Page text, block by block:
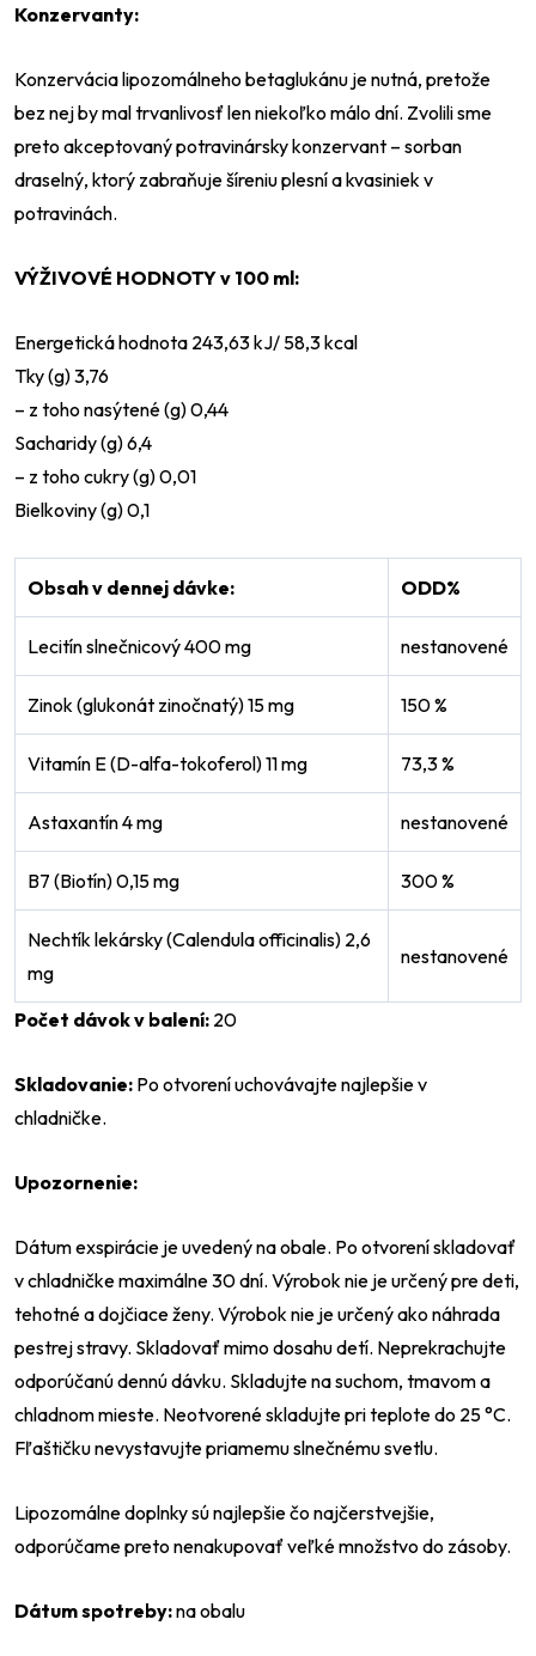
Konzervanty:
Konzervácia lipozomálneho betaglukánu je nutná, pretože
bez nej by mal trvanlivosť len niekoľko málo dní. Zvolili sme
preto akceptovaný potravinársky konzervant – sorban
draselný, ktorý zabraňuje šíreniu plesní a kvasiniek v
potravinách.
VÝŽIVOVÉ HODNOTY v 100 ml:
Energetická hodnota 243,63 kJ/ 58,3 kcal
Tky (g) 3,76
–⁠ z toho nasýtené (g) 0,44
Sacharidy (g) 6,4
– z toho cukry (g) 0,01
Bielkoviny (g) 0,1
Obsah v dennej dávke: ODD%
Lecitín slnečnicový 400 mg nestanovené
Zinok (glukonát zinočnatý) 15 mg 150 %
Vitamín E (D-alfa-tokoferol) 11 mg 73,3 %
Astaxantín 4 mg nestanovené
B7 (Biotín) 0,15 mg 300 %
Nechtík lekársky (Calendula officinalis) 2,6
mg
nestanovené
Počet dávok v balení: 20
Skladovanie: Po otvorení uchovávajte najlepšie v
chladničke.
Upozornenie:
Dátum exspirácie je uvedený na obale. Po otvorení skladovať
v chladničke maximálne 30 dní. Výrobok nie je určený pre deti,
tehotné a dojčiace ženy. Výrobok nie je určený ako náhrada
pestrej stravy. Skladovať mimo dosahu detí. Neprekrachujte
odporúčanú dennú dávku. Skladujte na suchom, tmavom a
chladnom mieste. Neotvorené skladujte pri teplote do 25 °C.
Fľaštičku nevystavujte priamemu slnečnému svetlu.
Lipozomálne doplnky sú najlepšie čo najčerstvejšie,
odporúčame preto nenakupovať veľké množstvo do zásoby.
Dátum spotreby:na obalu